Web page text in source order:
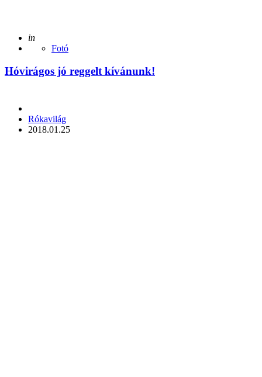
Posted
in
Fotó
Hóvirágos jó reggelt kívánunk!
Posted
by
Rókavilág
2018.01.25